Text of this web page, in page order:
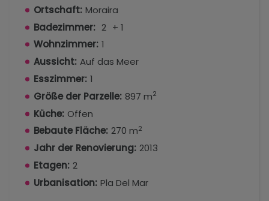
Ortschaft: Moraira
Badezimmer: 2 + 1
Wohnzimmer: 1
Aussicht: Auf das Meer
Esszimmer: 1
Größe der Parzelle: 897 m2
Küche: Offen
Bebaute Fläche: 270 m2
Jahr der Renovierung: 2013
Etagen: 2
Urbanisation: Pla Del Mar